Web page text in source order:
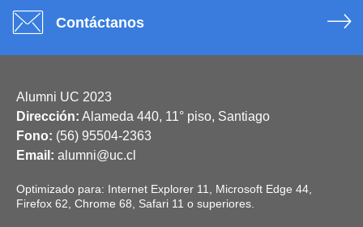
Contáctanos
Alumni UC 2023
Dirección: Alameda 440, 11° piso, Santiago
Fono: (56) 95504-2363
Email: alumni@uc.cl
Optimizado para: Internet Explorer 11, Microsoft Edge 44,
Firefox 62, Chrome 68, Safari 11 o superiores.